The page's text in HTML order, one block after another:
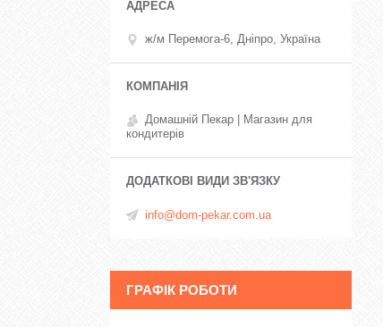
ж/м Перемога-6, Дніпро, Україна
Домашній Пекар | Магазин для
кондитерів
info@dom-pekar.com.ua
ГРАФІК РОБОТИ